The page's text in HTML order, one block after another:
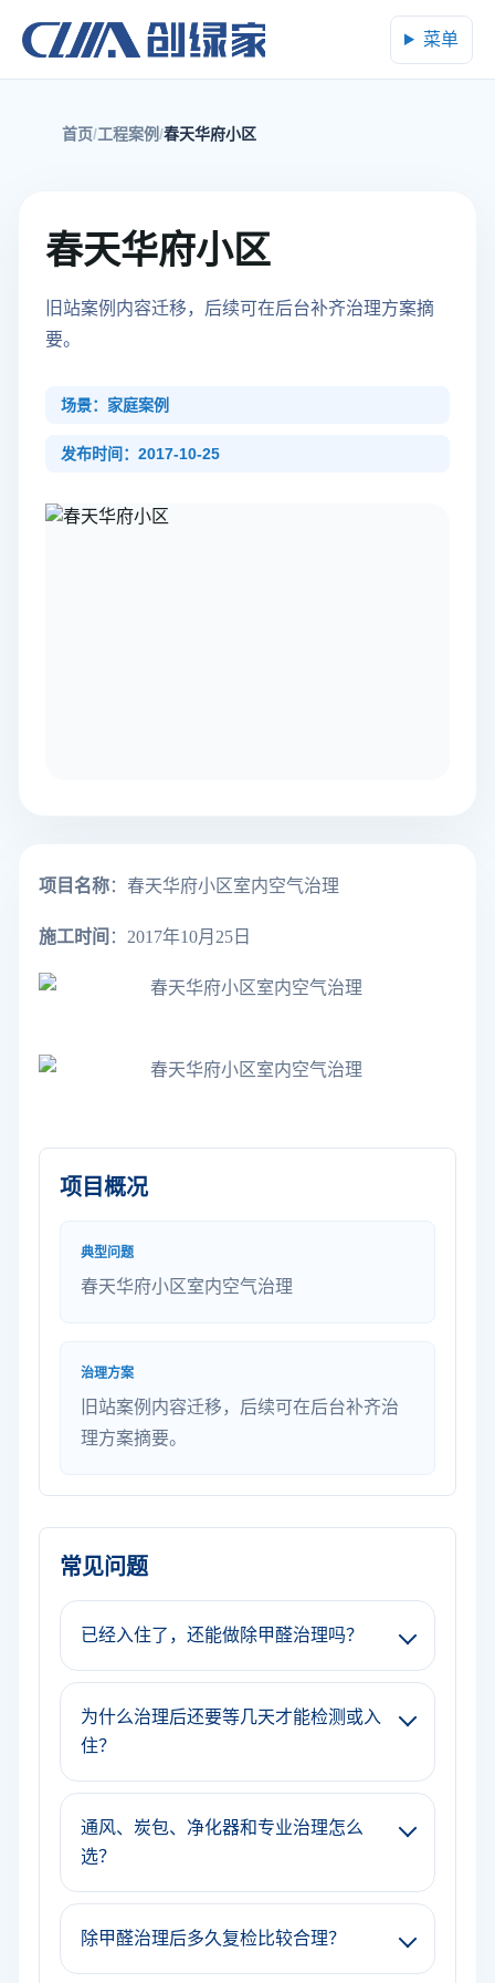
菜单
首页 工程案例 春天华府小区
春天华府小区
旧站案例内容迁移，后续可在后台补齐治理方案摘
要。
场景：家庭案例
发布时间：2017-10-25
项目名称：春天华府小区室内空气治理
施工时间 ：2017年10月25日
项目概况
典型问题
春天华府小区室内空气治理
治理方案
旧站案例内容迁移，后续可在后台补齐治
理方案摘要。
常见问题
已经入住了，还能做除甲醛治理吗？
为什么治理后还要等几天才能检测或入
住？
通风、炭包、净化器和专业治理怎么
选？
除甲醛治理后多久复检比较合理？